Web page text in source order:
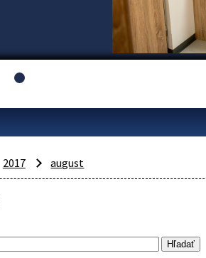
2017 august